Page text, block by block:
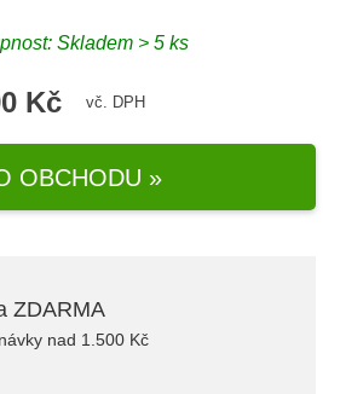
Skladem > 5 ks
Kč vč. DPH
OBCHODU »
ZDARMA
nad 1.500 Kč